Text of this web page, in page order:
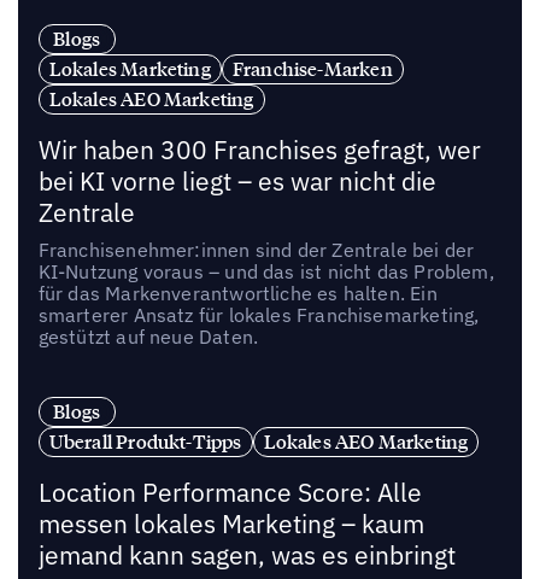
Blogs
Lokales Marketing
Franchise-Marken
Lokales AEO Marketing
Wir haben 300 Franchises gefragt, wer
bei KI vorne liegt – es war nicht die
Zentrale
Franchisenehmer:innen sind der Zentrale bei der
KI-Nutzung voraus – und das ist nicht das Problem,
für das Markenverantwortliche es halten. Ein
smarterer Ansatz für lokales Franchisemarketing,
gestützt auf neue Daten.
Blogs
Uberall Produkt-Tipps
Lokales AEO Marketing
Location Performance Score: Alle
messen lokales Marketing – kaum
jemand kann sagen, was es einbringt